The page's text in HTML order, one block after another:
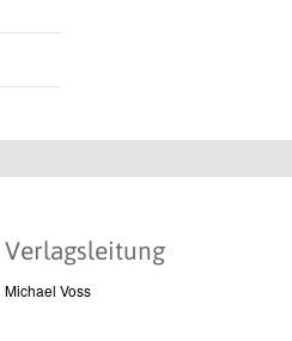
Verlagsleitung
Michael Voss